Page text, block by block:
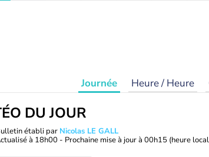
Journée Heure / Heure
DU JOUR
établi par Nicolas LE GALL
à 18h00 - Prochaine mise à jour à 00h15 (heure